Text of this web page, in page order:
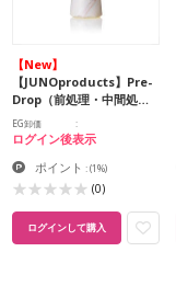
【New】
【JUNOproducts】Pre-
Drop（前処理・中間処…
EG卸価
ログイン後表示
ポイント :(1%)
(0)
ログインして購入